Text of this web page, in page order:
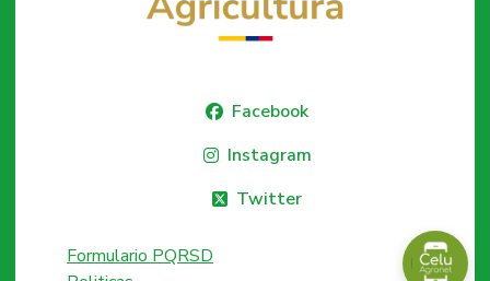
Facebook
Instagram
Twitter
Formulario PQRSD